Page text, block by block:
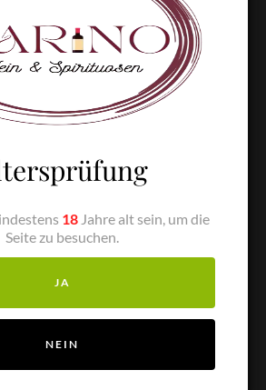
“Il Contabile”
with Merit
japanischen Kultur, ihres Essens,
Rosenbranntwein. Ich liebe es
mit Freunden zu verbringen, die
geniessen wir angenehme Abende
einem Glas Wein, obwohl ich
ich lieber ein Glas Grappa oder
18 Jahre alt sein, um die
Seite zu besuchen.
JA
NEIN